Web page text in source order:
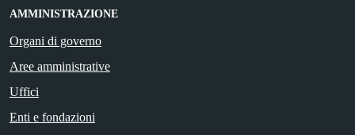
AMMINISTRAZIONE
Organi di governo
Aree amministrative
Uffici
Enti e fondazioni